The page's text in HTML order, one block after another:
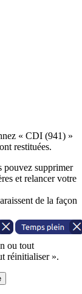
« CDI (941) »
restituées.
pouvez supprimer
et relancer votre
de la façon
ou tout
réinitialiser ».